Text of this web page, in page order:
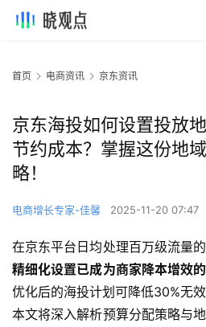
首页 电商资讯 京东资讯
京东海投如何设置投放
节约成本？掌握这份地
略！
电商增长专家-佳馨 2025-11-20 07:47
在京东平台日均处理百万级流量的
精细化设置已成为商家降本增效
优化后的海投计划可降低30%无
本文将深入解析预算分配策略与